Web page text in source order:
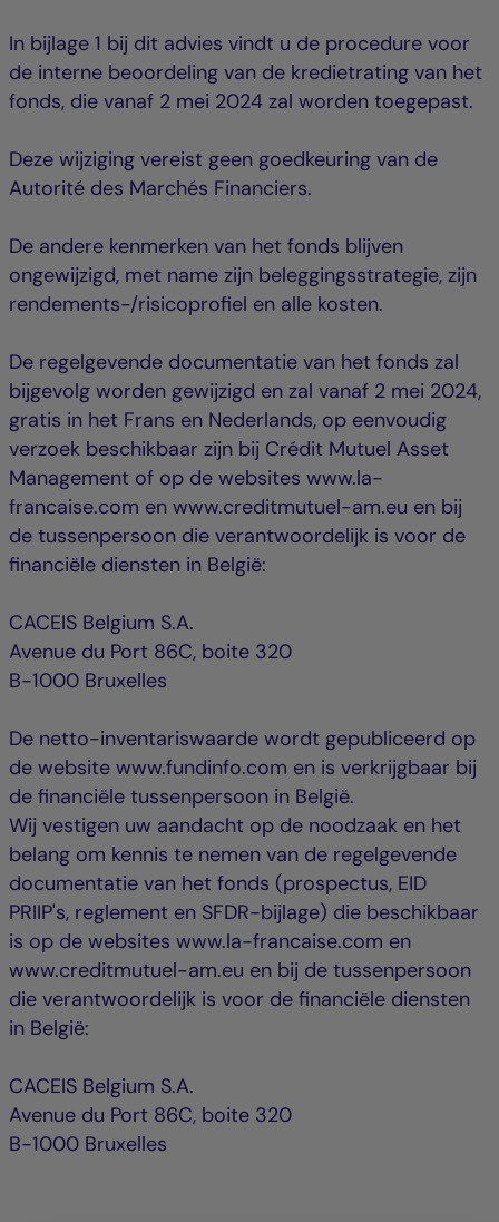
In bijlage 1 bij dit advies vindt u de procedure voor
de interne beoordeling van de kredietrating van het
fonds, die vanaf 2 mei 2024 zal worden toegepast.
Deze wijziging vereist geen goedkeuring van de
Autorité des Marchés Financiers.
De andere kenmerken van het fonds blijven
ongewijzigd, met name zijn beleggingsstrategie, zijn
rendements-/risicoprofiel en alle kosten.
De regelgevende documentatie van het fonds zal
bijgevolg worden gewijzigd en zal vanaf 2 mei 2024,
gratis in het Frans en Nederlands, op eenvoudig
verzoek beschikbaar zijn bij Crédit Mutuel Asset
Management of op de websites www.la-
francaise.com en www.creditmutuel-am.eu en bij
de tussenpersoon die verantwoordelijk is voor de
financiële diensten in België:
CACEIS Belgium S.A.
Avenue du Port 86C, boite 320
B-1000 Bruxelles
De netto-inventariswaarde wordt gepubliceerd op
de website www.fundinfo.com en is verkrijgbaar bij
de financiële tussenpersoon in België.
Wij vestigen uw aandacht op de noodzaak en het
belang om kennis te nemen van de regelgevende
documentatie van het fonds (prospectus, EID
PRIIP's, reglement en SFDR-bijlage) die beschikbaar
is op de websites www.la-francaise.com en
www.creditmutuel-am.eu en bij de tussenpersoon
die verantwoordelijk is voor de financiële diensten
in België:
CACEIS Belgium S.A.
Avenue du Port 86C, boite 320
B-1000 Bruxelles